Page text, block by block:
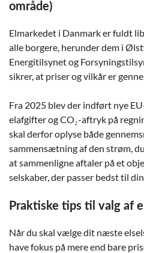
område)
Elmarkedet i Danmark er fuldt
alle borgere, herunder dem i
Energitilsynet og
sikrer, at priser og vilkår er
Fra 2025 blev der indført nye
elafgifter og CO₂-aftryk på
skal derfor oplyse både
sammensætning af den strøm,
at sammenligne aftaler på et
selskaber, der passer bedst til
Praktiske tips til valg af
Når du skal vælge dit næste
have fokus på mere end bare